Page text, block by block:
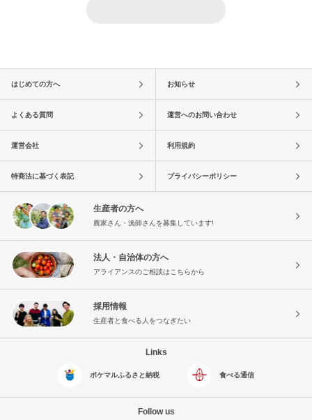
はじめての方へ お知らせ
よくある質問 運営へのお問い合わせ
運営会社 利用規約
特商法に基づく表記 プライバシーポリシー
生産者の方へ
農家さん・漁師さんを募集しています!
法人・自治体の方へ
アライアンスのご相談はこちらから
採用情報
生産者と食べる人をつなぎたい
Links
ポケマルふるさと納税 食べる通信
Follow us